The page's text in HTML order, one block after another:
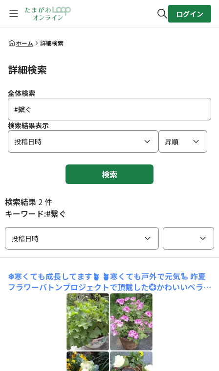
全体検索
ログイン
ホーム 詳細検索
詳細検索
全体検索
検索結果表示
投稿日時
昇順
検索
検索結果 2 件
キーワード:#繋ぐ
投稿日時
❄寒くても成長してます🪴 🪴寒くても戸外で元気🦾 昨夏
フラワーバトンプロジェクトで頂戴した💞かわいいペラル
ゴニウム💞玄関軒下で葉をどんどん付けてくれます🥰🙌
（写真左上の左側が現在 ) また 昨年晩秋作製のパンジー
＆葉ボタンリース（成長大でリースから大きく外れ😆 リ
ースと思って頂けたら嬉しいです😅💦💦)今朝